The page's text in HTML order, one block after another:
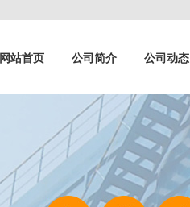
网站首页 公司简介 公司动态